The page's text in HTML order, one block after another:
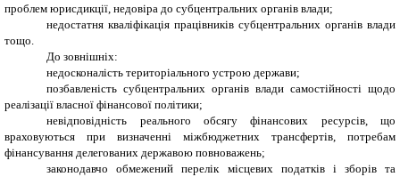
проблем юрисдикції, недовіра до субцентральних органів влади;
недостатня кваліфікація працівників субцентральних органів влади
тощо.
До зовнішніх:
недосконалість територіального устрою держави;
позбавленість субцентральних органів влади самостійності щодо
реалізації власної фінансової політики;
невідповідність реального обсягу фінансових ресурсів, що
враховуються при визначенні міжбюджетних трансфертів, потребам
фінансування делегованих державою повноважень;
законодавчо обмежений перелік місцевих податків і зборів та